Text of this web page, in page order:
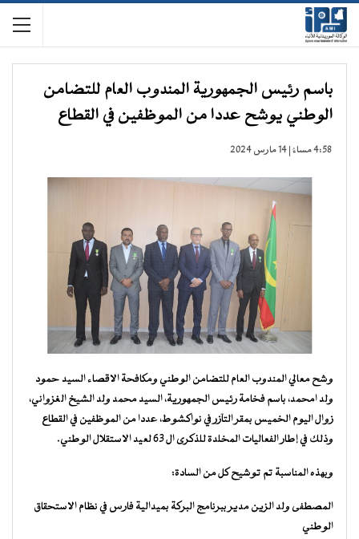
باسم رئيس الجمهورية المندوب العام للتضامن
الوطني يوشح عددا من الموظفين في القطاع
4:58 مساءً | 14 مارس 2024
وشح معالي المندوب العام للتضامن الوطني ومكافحة الاقصاء السيد حمود
ولد امحمد، باسم فخامة رئيس الجمهورية، السيد محمد ولد الشيخ الغزواني،
زوال اليوم الخميس بمقر التآزر في نواكشوط، عددا من الموظفين في القطاع
وذلك في إطار الفعاليات المخلدة للذكرى ال 63 لعيد الاستقلال الوطني.
وبهذه المناسبة تم توشيح كل من السادة:
المصطفى ولد الزين مدير ببرنامج البركة بميدالية فارس في نظام الاستحقاق
الوطني